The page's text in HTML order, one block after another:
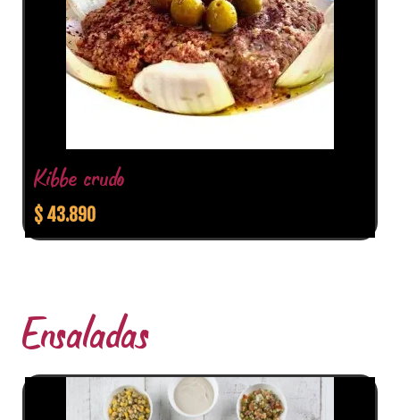
Kibbe crudo
$ 43.890
Ensaladas